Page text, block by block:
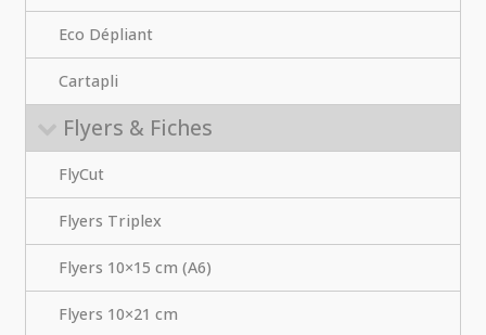
Eco Dépliant
Cartapli
Flyers & Fiches
FlyCut
Flyers Triplex
Flyers 10×15 cm (A6)
Flyers 10×21 cm